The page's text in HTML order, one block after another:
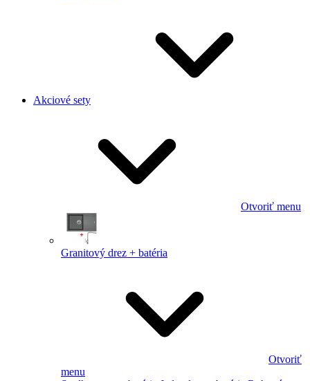
Akciové sety
Otvoriť menu
Granitový drez + batéria
Otvoriť
menu